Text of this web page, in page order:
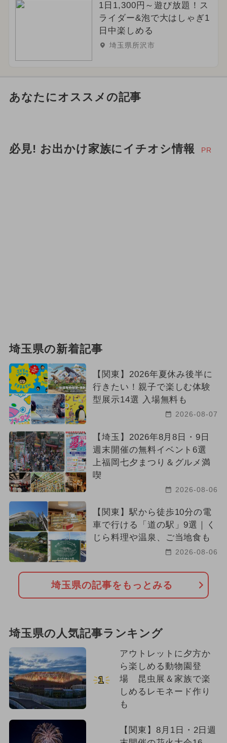
1日1,300円～遊び放題！ス
ライダー&泡で大はしゃぎ1
日中楽しめる
埼玉県所沢市
あなたにオススメの記事
必見! お出かけ家族にイチオシ情報 PR
埼玉県の新着記事
【関東】2026年夏休み後半に
行きたい！親子で楽しむ体験
型展示14選 入場無料も
2026-08-07
【埼玉】2026年8月8日・9日
週末開催の無料イベント6選
上福岡七夕まつり＆グルメ満
喫
2026-08-06
【関東】駅から徒歩10分の電
車で行ける「道の駅」9選｜く
じら料理や温泉、ご当地食も
2026-08-06
埼玉県の記事をもっとみる
埼玉県の人気記事ランキング
1
アウトレットに夕方か
ら楽しめる動物園登
場 昆虫展＆家族で楽
しめるレモネード作り
も
【関東】8月1日・2日週